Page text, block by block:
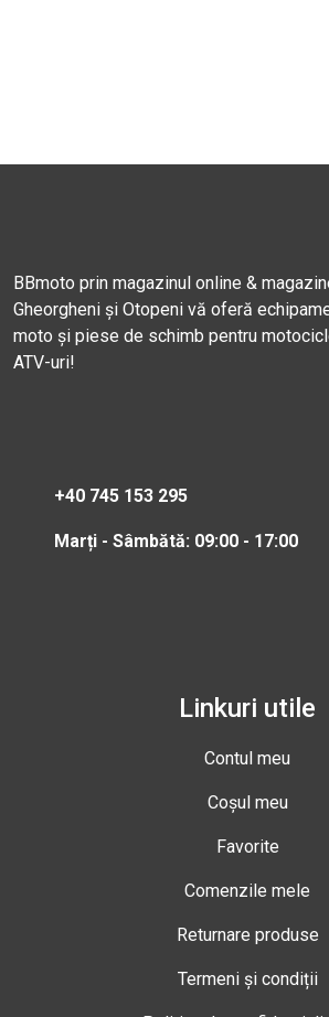
BBmoto prin magazinul online &
Gheorgheni și Otopeni vă oferă
moto și piese de schimb pentru
ATV-uri!
+40 745 153 295
Marți - Sâmbătă: 09:00 - 17:00
Linkuri utile
Contul meu
Coșul meu
Favorite
Comenzile mele
Returnare produse
Termeni și condiții